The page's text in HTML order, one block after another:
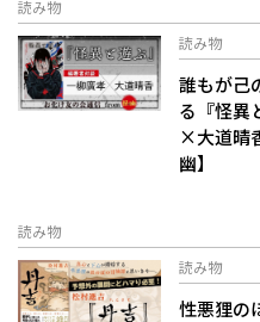
読み物
読み物
誰もが己
る――『怪
×大道晴
幽】
読み物
読み物
性悪狸の